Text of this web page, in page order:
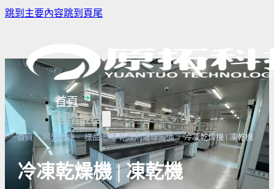
跳到主要內容跳到頁尾
首頁
科學儀器
樣品濃縮/乾燥前處理設備實驗室冰箱 / 冷凍櫃 生物安全櫃
首頁 / 科學儀器 / 樣品濃縮/乾燥前處理設備 / 冷凍乾燥機 | 凍乾機
冷凍乾燥機 | 凍乾機